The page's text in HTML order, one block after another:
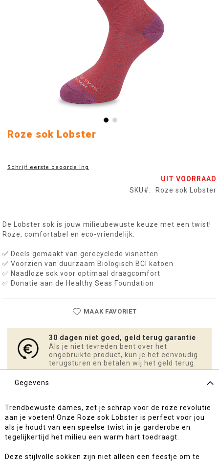
Ga
van
Roze sok Lobster
Schrijf eerste beoordeling
UIT VOORRAAD
SKU
Roze sok Lobster
De Lobster sok is jouw milieubewuste keuze met een twist!
Roze, comfortabel en eco-vriendelijk.
✅ Deels gemaakt van gerecyclede visnetten
✅ Voorzien van duurzaam Biologisch BCI katoen
✅ Naadloze sok voor optimaal draagcomfort
✅ Donatie aan de Healthy Seas Foundation
MAAK FAVORIET
30 dagen niet goed, geld terug garantie
Als je niet tevreden bent over het
ongebruikte product, kun je het eenvoudig
terugsturen en betalen wij het geld terug.
Gegevens
Trendbewuste dames, zet je schrap voor de roze revolutie
aan je voeten! Onze Roze sok Lobster is perfect voor jou
als je houdt van een speelse twist in je garderobe en
tegelijkertijd het milieu een warm hart toedraagt.
Deze stijlvolle sokken zijn niet alleen een feestje om te